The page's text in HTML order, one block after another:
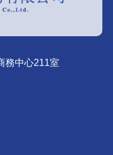
務中心211室